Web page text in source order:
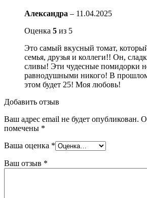
Александра – 11.04.2025
Оценка 5 из 5
Это самый вкусный томат,
семья, друзья и коллеги!! Он,
сливы! Эти чудесные помидорки
равнодушными никого! В
этом будет 25! Моя любовь!
Добавить отзыв
Ваш адрес email не будет опубликован.
помечены *
Ваша оценка *
Ваш отзыв *